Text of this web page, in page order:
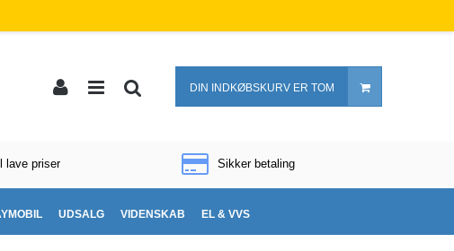
DIN INDKØBSKURV ER TOM
lave priser Sikker betaling
UDSALG VIDENSKAB EL & VVS